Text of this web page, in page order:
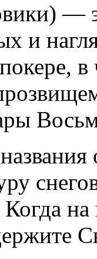
—
и
на